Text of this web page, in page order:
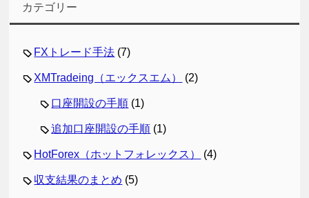
カテゴリー
FXトレード手法 (7)
XMTradeing（エックスエム） (2)
口座開設の手順 (1)
追加口座開設の手順 (1)
HotForex（ホットフォレックス） (4)
収支結果のまとめ (5)